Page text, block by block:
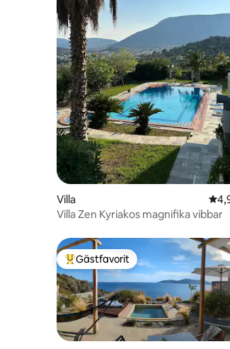
Villa
Villa Zen Kyriakos magnifika vibbar
Populär gästfavorit
Gästfavorit